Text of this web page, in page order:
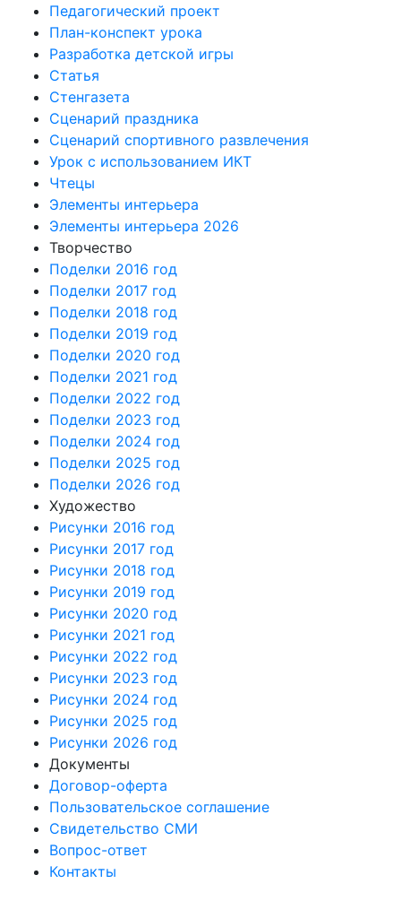
Педагогический проект
План-конспект урока
Разработка детской игры
Статья
Стенгазета
Сценарий праздника
Сценарий спортивного развлечения
Урок с использованием ИКТ
Чтецы
Элементы интерьера
Элементы интерьера 2026
Творчество
Поделки 2016 год
Поделки 2017 год
Поделки 2018 год
Поделки 2019 год
Поделки 2020 год
Поделки 2021 год
Поделки 2022 год
Поделки 2023 год
Поделки 2024 год
Поделки 2025 год
Поделки 2026 год
Художество
Рисунки 2016 год
Рисунки 2017 год
Рисунки 2018 год
Рисунки 2019 год
Рисунки 2020 год
Рисунки 2021 год
Рисунки 2022 год
Рисунки 2023 год
Рисунки 2024 год
Рисунки 2025 год
Рисунки 2026 год
Документы
Договор-оферта
Пользовательское соглашение
Свидетельство СМИ
Вопрос-ответ
Контакты